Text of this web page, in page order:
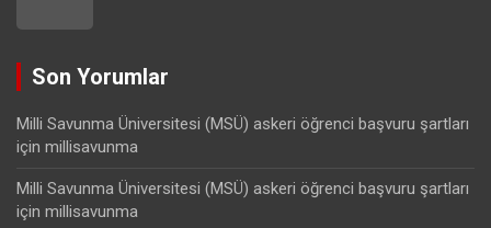
Son Yorumlar
Milli Savunma Üniversitesi (MSÜ) askeri öğrenci başvuru şartları
için millisavunma
Milli Savunma Üniversitesi (MSÜ) askeri öğrenci başvuru şartları
için millisavunma